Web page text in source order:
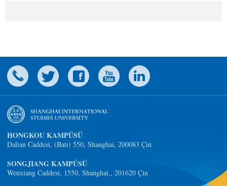
HONGKOU KAMPÜSÜ
Dalian Caddesi, (Batı) 550, Shanghai, 200083 Çin
SONGJIANG KAMPÜSÜ
Wenxiang Caddesi, 1550, Shanghai,, 201620 Çin